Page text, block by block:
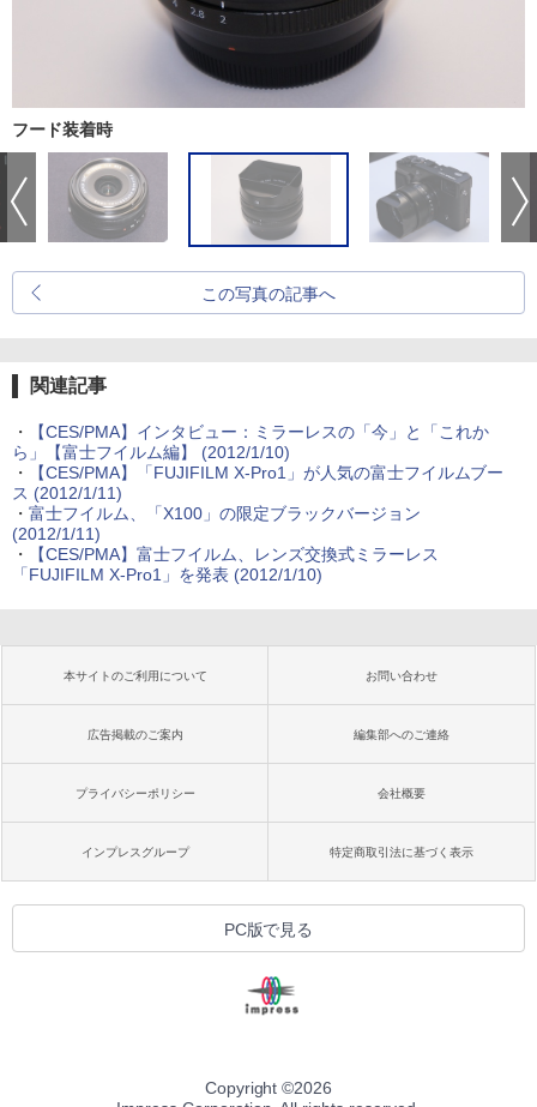
フード装着時
この写真の記事へ
関連記事
・
【CES/PMA】インタビュー：ミラーレスの「今」と「これか
ら」【富士フイルム編】 (2012/1/10)
・
【CES/PMA】「FUJIFILM X-Pro1」が人気の富士フイルムブー
ス (2012/1/11)
・ 富士フイルム、「X100」の限定ブラックバージョン
(2012/1/11)
・
【CES/PMA】富士フイルム、レンズ交換式ミラーレス
「FUJIFILM X-Pro1」を発表 (2012/1/10)
本サイトのご利用について お問い合わせ
広告掲載のご案内 編集部へのご連絡
プライバシーポリシー 会社概要
インプレスグループ 特定商取引法に基づく表示
PC版で見る
Copyright ©2026